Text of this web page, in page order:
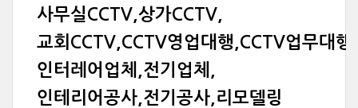
사무실CCTV,상가CCTV,
교회CCTV,CCTV영업대행,CCTV업무대
인터레어업체,전기업체,
인테리어공사,전기공사,리모델링